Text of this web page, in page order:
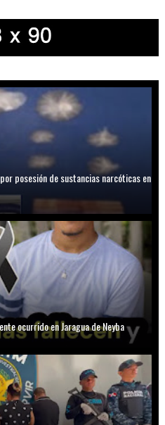
posesión de sustancias narcóticas en
ocurrido en Jaragua de Neyba